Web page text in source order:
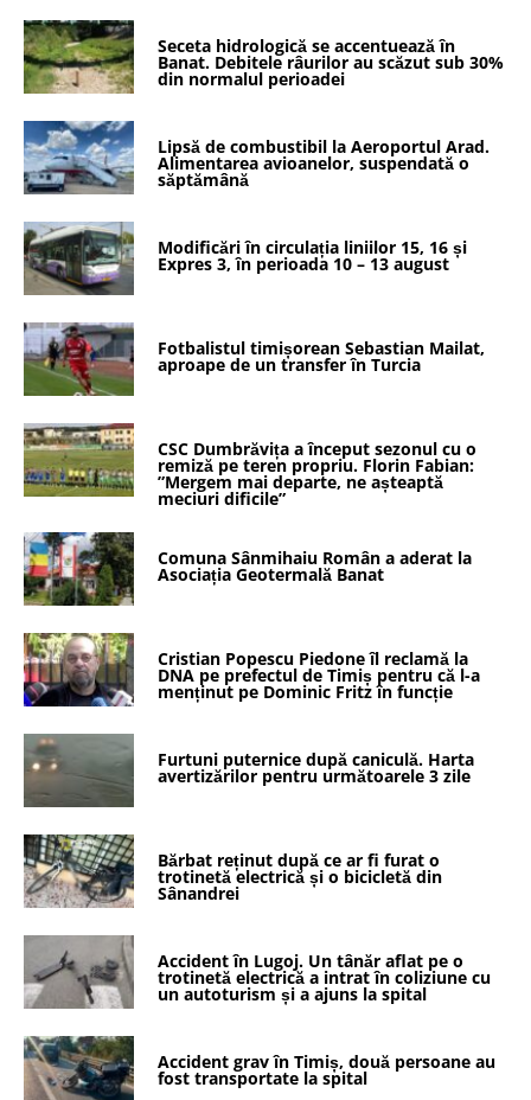
Seceta hidrologică se accentuează în
Banat. Debitele râurilor au scăzut sub 30%
din normalul perioadei
Lipsă de combustibil la Aeroportul Arad.
Alimentarea avioanelor, suspendată o
săptămână
Modificări în circulația liniilor 15, 16 și
Expres 3, în perioada 10 – 13 august
Fotbalistul timișorean Sebastian Mailat,
aproape de un transfer în Turcia
CSC Dumbrăvița a început sezonul cu o
remiză pe teren propriu. Florin Fabian:
”Mergem mai departe, ne așteaptă
meciuri dificile”
Comuna Sânmihaiu Român a aderat la
Asociația Geotermală Banat
Cristian Popescu Piedone îl reclamă la
DNA pe prefectul de Timiș pentru că l-a
menținut pe Dominic Fritz în funcție
Furtuni puternice după caniculă. Harta
avertizărilor pentru următoarele 3 zile
Bărbat reținut după ce ar fi furat o
trotinetă electrică și o bicicletă din
Sânandrei
Accident în Lugoj. Un tânăr aflat pe o
trotinetă electrică a intrat în coliziune cu
un autoturism și a ajuns la spital
Accident grav în Timiș, două persoane au
fost transportate la spital